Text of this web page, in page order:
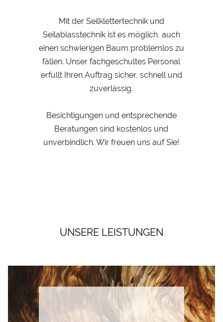
Mit der Seilklettertechnik und
Seilablasstechnik ist es möglich, auch
einen schwierigen Baum problemlos zu
fällen. Unser fachgeschultes Personal
erfüllt Ihren Auftrag sicher, schnell und
zuverlässig.
Besichtigungen und entsprechende
Beratungen sind kostenlos und
unverbindlich. Wir freuen uns auf Sie!
UNSERE LEISTUNGEN